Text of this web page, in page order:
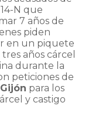
N que
7 años de
piden
en un piquete
años cárcel
durante la
peticiones de
para los
y castigo